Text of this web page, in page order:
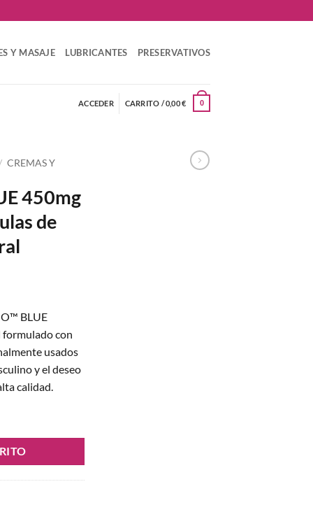
Y MASAJE LUBRICANTES PRESERVATIVOS
ACCEDER CARRITO /0,00€ 0
/ CREMAS Y
450mg
de
BLUE
con
usados
y el deseo
calidad.